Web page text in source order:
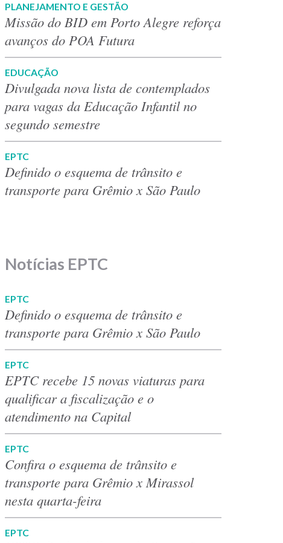
PLANEJAMENTO E GESTÃO
Missão do BID em Porto Alegre reforça
avanços do POA Futura
EDUCAÇÃO
Divulgada nova lista de contemplados
para vagas da Educação Infantil no
segundo semestre
EPTC
Definido o esquema de trânsito e
transporte para Grêmio x São Paulo
Notícias EPTC
EPTC
Definido o esquema de trânsito e
transporte para Grêmio x São Paulo
EPTC
EPTC recebe 15 novas viaturas para
qualificar a fiscalização e o
atendimento na Capital
EPTC
Confira o esquema de trânsito e
transporte para Grêmio x Mirassol
nesta quarta-feira
EPTC